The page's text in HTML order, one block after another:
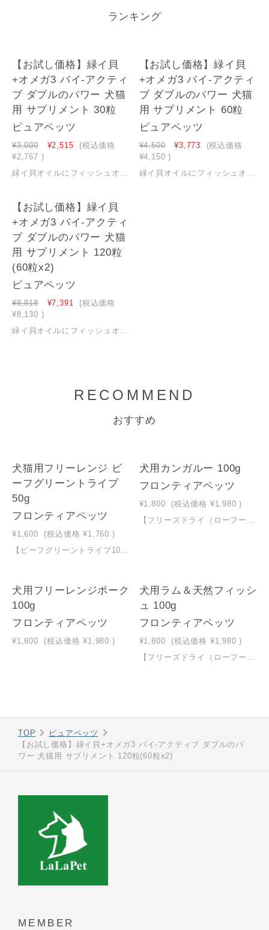
ランキング
【お試し価格】緑イ貝
+オメガ3 バイ-アクティ
ブ ダブルのパワー 犬猫
用 サプリメント 30粒
ピュアペッツ
¥3,000 ¥2,515
(税込価格
¥2,767 )
緑イ貝オイルにフィッシュオイルを加えたダブルのパワーのサプリメント。愛犬愛猫の関節・皮膚・心臓の健康維持をサポートします。 【緑イ貝(モエギイガイ)オイル】ニュージーランドのマールボロ・サウンズの海から収穫した緑イ貝（モエギイガイ）から余分な加熱をしない特殊な方法で抽出した関節、皮膚、心臓などの健康維持のためのサプリメントです。 【フィッシュオイル(南太平洋産)】関節や皮膚被毛の健康維持をサポートするオメガ３脂肪酸を豊富に含むフィッシュオイルを豊富に含んでいます。 【100%ナチュラル】緑イ貝とフィッシュオイルを使用した100％ナチュラルなサプリメントです。合成保存料・着色料不使用 【GMP基準】国際的な製造品質管理基準であるGMP基準の厳しい規則に従って製造されており、安全で一貫した品質を保っています。 【動物用健康補助食品（犬猫用）】愛犬愛猫の関節・皮膚・心臓の健康を維持するサプリメントです。自然由来の栄養成分で長期間安心して与えられます。 【緑イ貝について】ニュージーランド固有の貝で、殻の縁が鮮やかな緑色をしていることからその名が付けられました。関節の健康維持について多くの研究結果があり、自然由来のスーパ－フードとしてよく知られています。
【お試し価格】緑イ貝
+オメガ3 バイ-アクティ
ブ ダブルのパワー 犬猫
用 サプリメント 60粒
ピュアペッツ
¥4,500 ¥3,773
(税込価格
¥4,150 )
緑イ貝オイルにフィッシュオイルを加えたダブルのパワーのサプリメント。愛犬愛猫の関節・皮膚・心臓の健康維持をサポートします。 【緑イ貝(モエギイガイ)オイル】ニュージーランドのマールボロ・サウンズの海から収穫した緑イ貝（モエギイガイ）から余分な加熱をしない特殊な方法で抽出した関節、皮膚、心臓などの健康維持のためのサプリメントです。 【フィッシュオイル(南太平洋産)】関節や皮膚被毛の健康維持をサポートするオメガ３脂肪酸を豊富に含むフィッシュオイルを豊富に含んでいます。 【100%ナチュラル】緑イ貝とフィッシュオイルを使用した100％ナチュラルなサプリメントです。合成保存料・着色料不使用 【GMP基準】国際的な製造品質管理基準であるGMP基準の厳しい規則に従って製造されており、安全で一貫した品質を保っています。 【動物用健康補助食品（犬猫用）】愛犬愛猫の関節・皮膚・心臓の健康を維持するサプリメントです。自然由来の栄養成分で長期間安心して与えられます。 【緑イ貝について】ニュージーランド固有の貝で、殻の縁が鮮やかな緑色をしていることからその名が付けられました。関節の健康維持について多くの研究結果があり、自然由来のスーパ－フードとしてよく知られています。
【お試し価格】緑イ貝
+オメガ3 バイ-アクティ
ブ ダブルのパワー 犬猫
用 サプリメント 120粒
(60粒x2)
ピュアペッツ
¥8,818 ¥7,391
(税込価格
¥8,130 )
緑イ貝オイルにフィッシュオイルを加えたダブルのパワーのサプリメント。愛犬愛猫の関節・皮膚・心臓の健康維持をサポートします。 【緑イ貝(モエギイガイ)オイル】ニュージーランドのマールボロ・サウンズの海から収穫した緑イ貝（モエギイガイ）から余分な加熱をしない特殊な方法で抽出した関節、皮膚、心臓などの健康維持のためのサプリメントです。 【フィッシュオイル(南太平洋産)】関節や皮膚被毛の健康維持をサポートするオメガ３脂肪酸を豊富に含むフィッシュオイルを豊富に含んでいます。 【100%ナチュラル】緑イ貝とフィッシュオイルを使用した100％ナチュラルなサプリメントです。合成保存料・着色料不使用 【GMP基準】国際的な製造品質管理基準であるGMP基準の厳しい規則に従って製造されており、安全で一貫した品質を保っています。 【動物用健康補助食品（犬猫用）】愛犬愛猫の関節・皮膚・心臓の健康を維持するサプリメントです。自然由来の栄養成分で長期間安心して与えられます。 【緑イ貝について】ニュージーランド固有の貝で、殻の縁が鮮やかな緑色をしていることからその名が付けられました。関節の健康維持について多くの研究結果があり、自然由来のスーパ－フードとしてよく知られています。
RECOMMEND
おすすめ
犬猫用フリーレンジ ビ
ーフグリーントライプ
50g
フロンティアペッツ
¥1,600 (税込価格 ¥1,760 )
【ビーフグリーントライプ100％】食性に合わせた、理想のおやつを！乾燥したまま、おやつやトッピングで。 【シングルプロテイン】フリーレンジ（放し飼い）の牛のトライプ（胃袋）のフリーズドライ（ローフード）で、シングルプロテイン（単一の蛋白質源）です。 【スーパーフード】消化がよく良質な優れた蛋白質源で、必須アミノ酸、必須脂肪酸（オメガ3・6）、消化酵素、プロバイオティクス、ビタミン類・ミネラル類を含みます。 【間食（トリーツ)】
犬用カンガルー 100g
フロンティアペッツ
¥1,800 (税込価格 ¥1,980 )
【フリーズドライ（ローフード）】愛犬本来の食性を考えたBARF（バーフ）レシピ。生物学的に適切なローフードです。主食またはトッピングとしてお使いください。 【約85％が肉類】野生のカンガルーの肉と内臓肉（肝臓、肺、心臓）を含み、良質な蛋白質と消化に必要な酵素を摂取できます。 【有機果物と野菜】雑食の性質をもつ愛犬のために、オーストラリア産のオーガニック果物と野菜を丸ごと使用し、必須ビタミン、ミネラル、食物繊維を提供します。 【グレインフリー・GMOフリー】穀類不使用、合成保存料不使用 【総合栄養食（全ライフステージ）】この商品は、ペットフード公正取引協議会の定める分析試験の結果、総合栄養食の基準を満たすことが証明されています。
犬用フリーレンジポーク
100g
フロンティアペッツ
¥1,800 (税込価格 ¥1,980 )
犬用ラム＆天然フィッシ
ュ 100g
フロンティアペッツ
¥1,800 (税込価格 ¥1,980 )
【フリーズドライ（ローフード）】愛犬本来の食性を考えたBARF（バーフ）レシピ。生物学的に適切なローフードです。主食またはトッピングとしてお使いください。 【ラム肉51％＋天然フィッシュ21％＋ラム内臓肉】フリーレンジ（放し飼い）で牧草飼育されたラム肉51%、 天然フィッシュ21％、ラムトライプ、ラム内臓肉（肝臓、腎臓、心臓、肺）を含み、良質な蛋白質を摂取できます。 【有機果物と野菜】オーストラリア産のオーガニック果物と野菜を丸ごと使用し、必須ビタミン、ミネラル、食物繊維を提供します。 【グレインフリー・GMOフリー】穀類不使用、合成保存料不使用 【総合栄養食（全ライフステージ）】この商品は、ペットフード公正取引協議会の定める分析試験の結果、総合栄養食の基準を満たすことが証明されています。
TOP
ピュアペッツ
【お試し価格】緑イ貝+オメガ3 バイ-アクティブ ダブルのパ
ワー 犬猫用 サプリメント 120粒(60粒x2)
MEMBER